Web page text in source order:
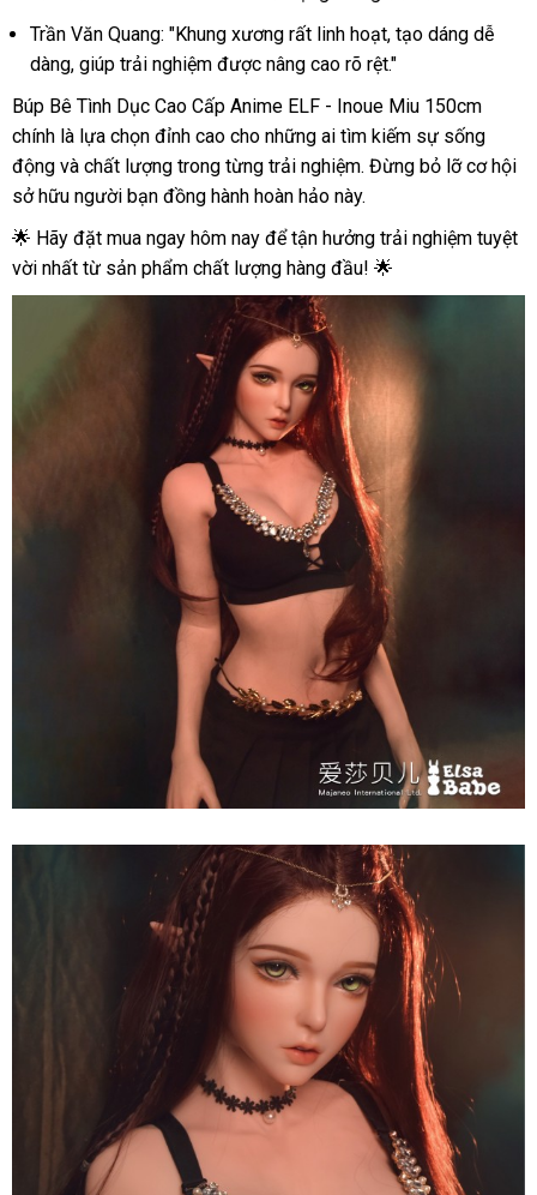
Trần Văn Quang: "Khung xương rất linh hoạt, tạo dáng dễ
dàng, giúp trải nghiệm được nâng cao rõ rệt."
Búp Bê Tình Dục Cao Cấp Anime ELF - Inoue Miu 150cm
chính là lựa chọn đỉnh cao cho những ai tìm kiếm sự sống
động và chất lượng trong từng trải nghiệm. Đừng bỏ lỡ cơ hội
sở hữu người bạn đồng hành hoàn hảo này.
🌟 Hãy đặt mua ngay hôm nay để tận hưởng trải nghiệm tuyệt
vời nhất từ sản phẩm chất lượng hàng đầu! 🌟
Búp